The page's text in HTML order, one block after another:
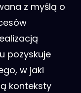
z myślą o
pozyskuje
w jaki
konteksty